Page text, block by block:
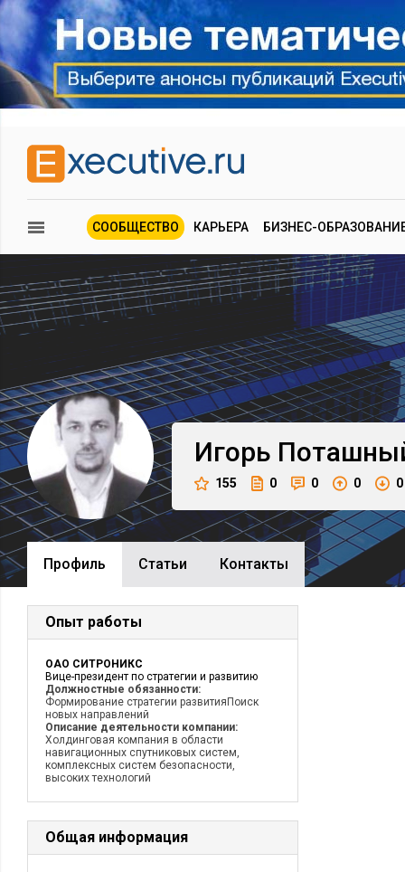
СООБЩЕСТВО КАРЬЕРА БИЗНЕС-
Игорь
155 0 0 0 0
Профиль Cтатьи Контакты
Опыт работы
ОАО СИТРОНИКС
Вице-президент по стратегии и развитию
Должностные обязанности:
Формирование стратегии развитияПоиск
новых направлений
Описание деятельности компании:
Холдинговая компания в области
навигационных спутниковых систем,
комплексных систем безопасности,
высоких технологий
Общая информация